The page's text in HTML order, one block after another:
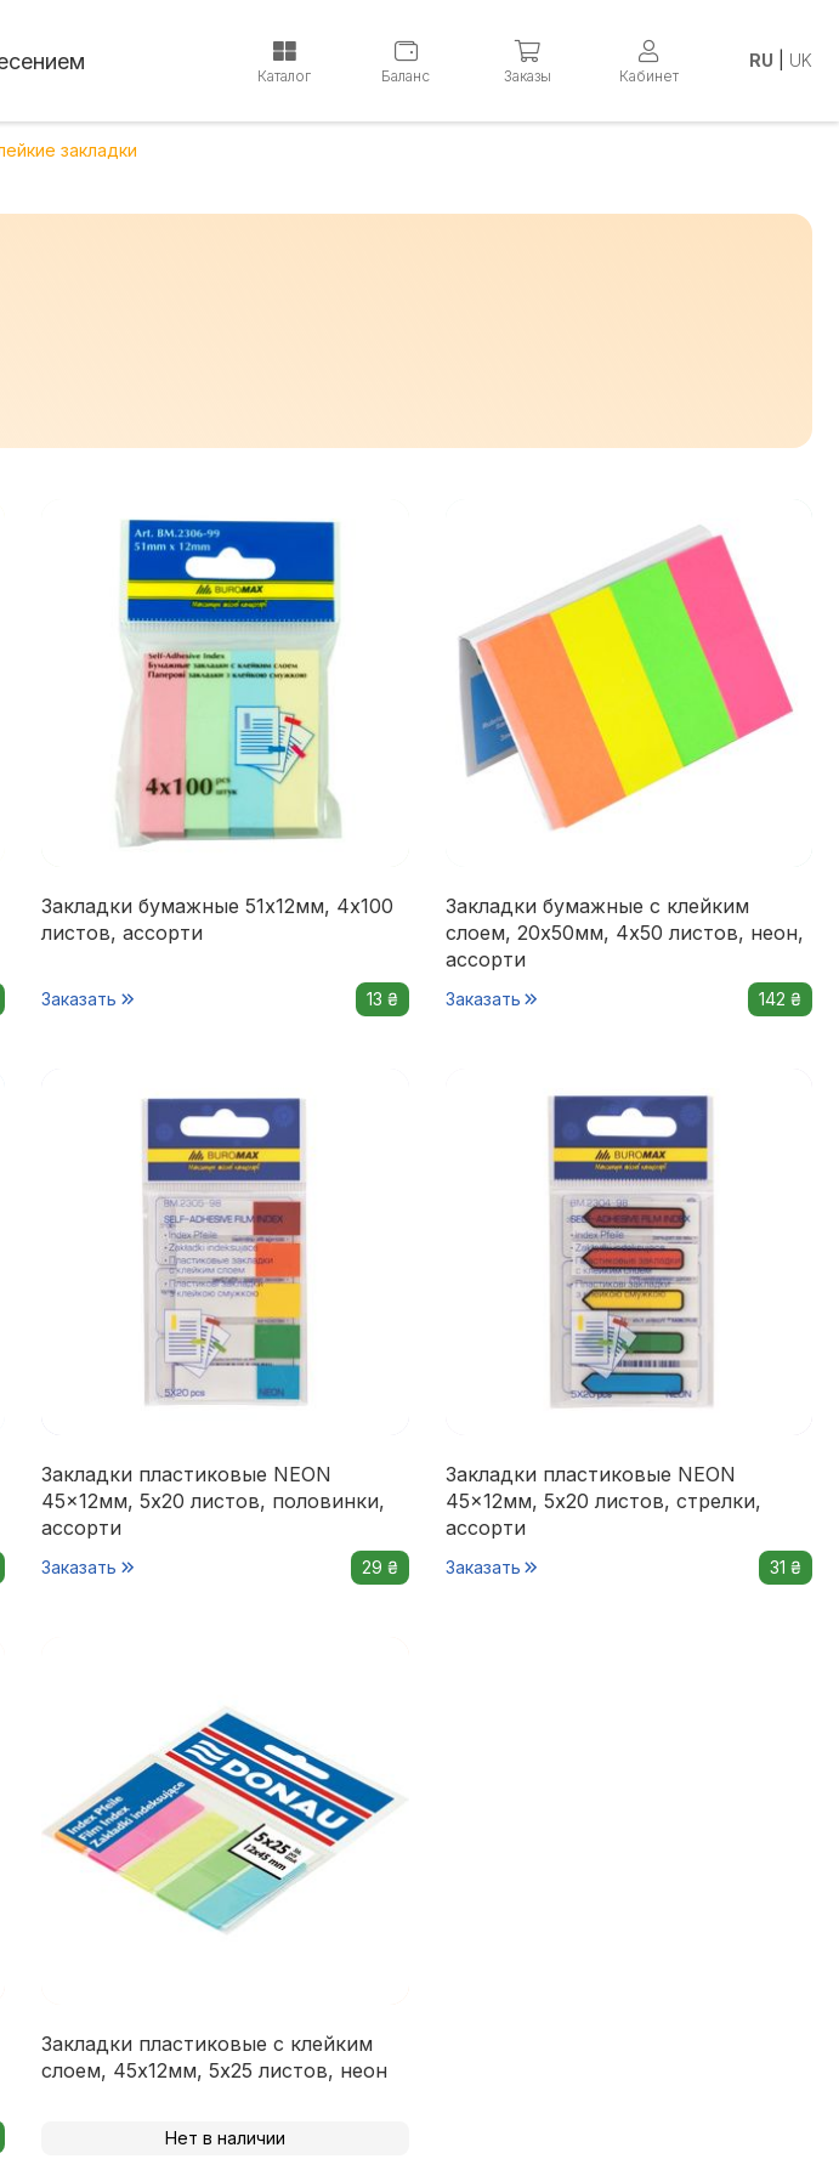
Каталог Баланс Заказы Кабинет
RU UK
закладки
Закладки бумажные 51x12мм, 4х100
листов, ассорти
Заказать 13 ₴
Закладки бумажные с клейким
слоем, 20х50мм, 4х50 листов, неон,
ассорти
Заказать 142 ₴
Закладки пластиковые NEON
45x12мм, 5х20 листов, половинки,
ассорти
Заказать 29 ₴
Закладки пластиковые NEON
45x12мм, 5х20 листов, стрелки,
ассорти
Заказать 31 ₴
Закладки пластиковые с клейким
слоем, 45х12мм, 5х25 листов, неон
Нет в наличии